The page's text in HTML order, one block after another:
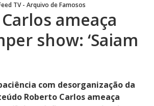
TV - Arquivo de Famosos
ameaça
show: ‘Saiam
com desorganização da
Roberto Carlos ameaça